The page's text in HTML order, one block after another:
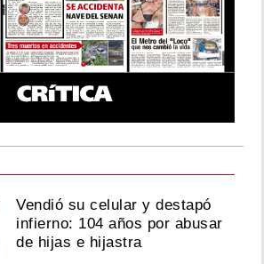
Vendió su celular y destapó
infierno: 104 años por abusar
de hijas e hijastra